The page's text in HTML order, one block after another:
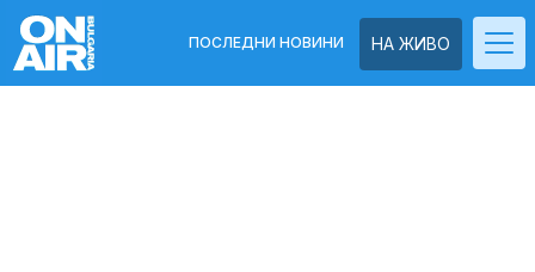
НА ЖИВО
ПОСЛЕДНИ НОВИНИ